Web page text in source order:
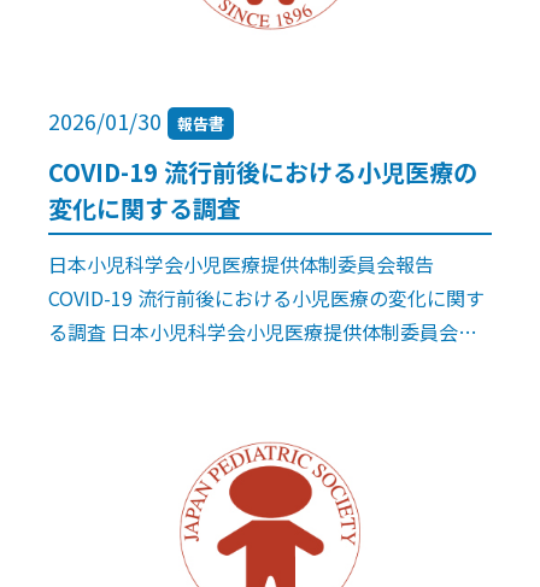
2026/01/30 報告書
COVID-19 流行前後における小児医療の
変化に関する調査
日本小児科学会小児医療提供体制委員会報告
COVID-19 流行前後における小児医療の変化に関す
る調査 日本小児科学会小児医療提供体制委員会